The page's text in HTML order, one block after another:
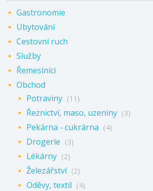
Gastronomie
Ubytování
Cestovní ruch
Služby
Řemeslníci
Obchod
Potraviny (11)
Řeznictví, maso, uzeniny (3)
Pekárna - cukrárna (4)
Drogerie (3)
Lékárny (2)
Železářství (2)
Oděvy, textil (4)